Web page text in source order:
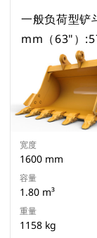
一般负荷型铲
mm（63"）
宽度
1600 mm
容量
1.80 m³
重量
1158 kg